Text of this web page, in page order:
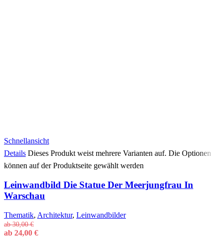
Schnellansicht
Details Dieses Produkt weist mehrere Varianten auf. Die Optionen
können auf der Produktseite gewählt werden
Leinwandbild Die Statue Der Meerjungfrau In
Warschau
Thematik, Architektur, Leinwandbilder
ab30,00€
ab 24,00 €